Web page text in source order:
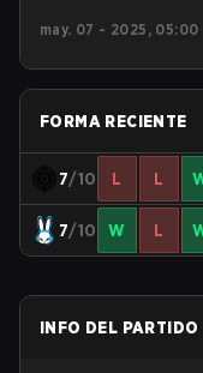
may. 07 - 2025, 05:00
FORMA RECIENTE
7/10 L L
7/10 W L
INFO DEL PARTIDO